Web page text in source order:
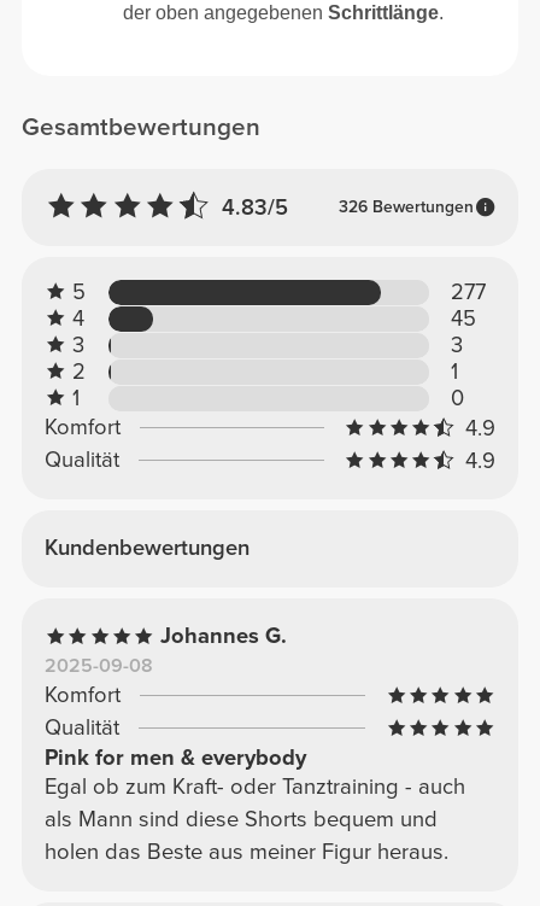
Gesamtbewertungen
4.83/5 326 Bewertungen
5
277
4
45
3
3
2
1
1
0
Komfort
4.9
Qualität
4.9
Kundenbewertungen
Johannes G.
2025-09-08
Komfort
Qualität
Pink for men & everybody
Egal ob zum Kraft- oder Tanztraining - auch
als Mann sind diese Shorts bequem und
holen das Beste aus meiner Figur heraus.
der oben angegebenenSchrittlänge.